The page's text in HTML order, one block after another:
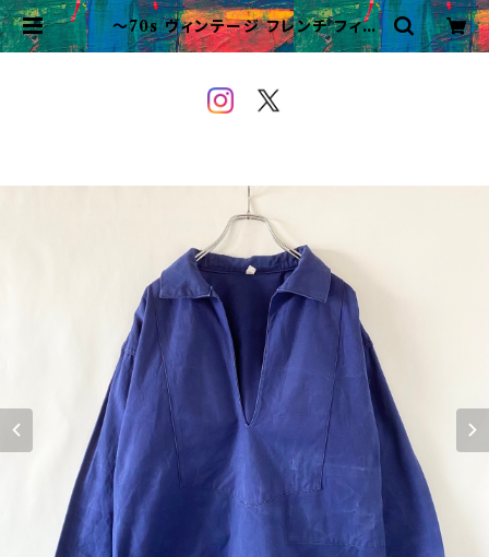
〜70s ヴィンテージ フレンチ フィッ
シャーマンシャツ スモック ユーロ 古